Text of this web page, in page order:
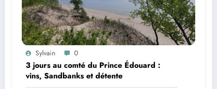
Sylvain 0
3 jours au comté du Prince Édouard :
vins, Sandbanks et détente